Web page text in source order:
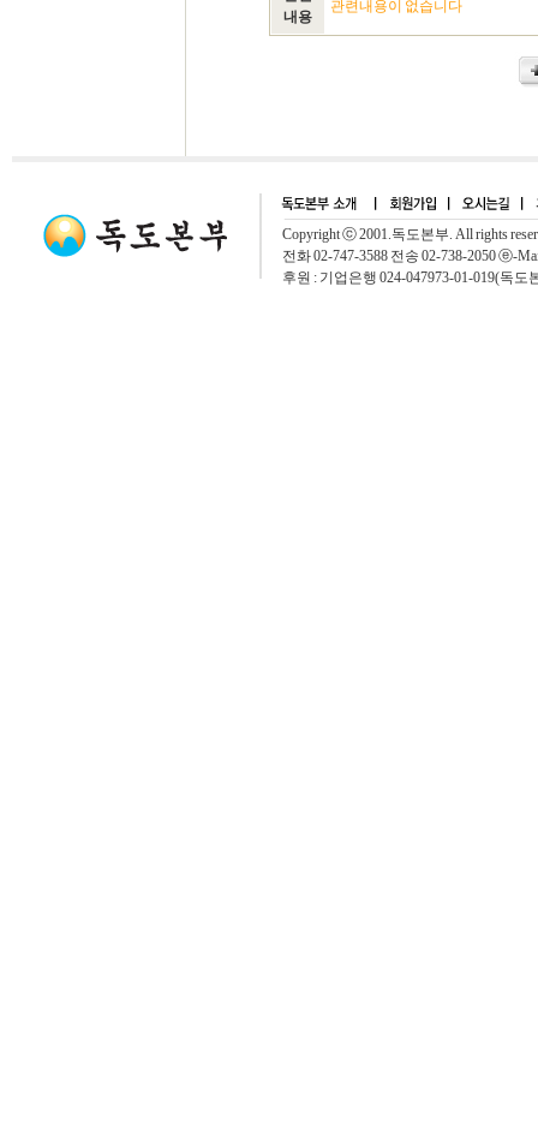
내용
관련내용이 없습니다
Copyright ⓒ 2001.독도본부. All rights
전화 02-747-3588 전송 02-738-2050 ⓔ-
후원 : 기업은행 024-047973-01-019(독도